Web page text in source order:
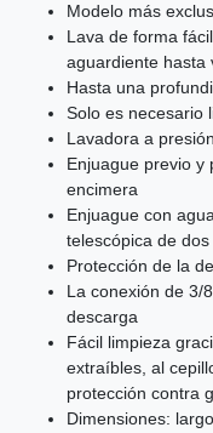
Modelo más
Lava de forma
aguardiente hasta
Hasta una
Solo es necesario
Lavadora a
Enjuague previo y
encimera
Enjuague con
telescópica de
Protección de la
La conexión de 3/
descarga
Fácil limpieza
extraíbles, al
protección contra
Dimensiones: